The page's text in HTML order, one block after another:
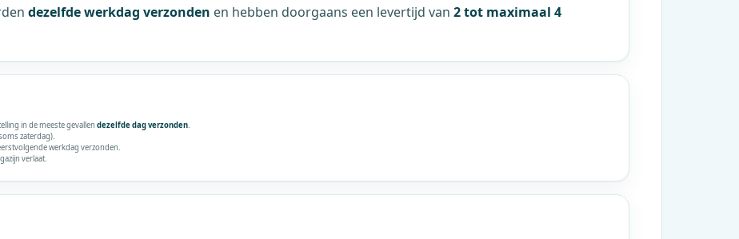
dezelfde werkdag verzonden en hebben doorgaans een levertijd van 2 tot maximaal 4
in de meeste gevallen dezelfde dag verzonden.
zaterdag).
werkdag verzonden.
verlaat.